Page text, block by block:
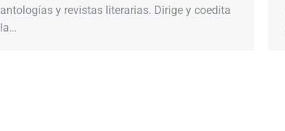
antologías y revistas literarias. Dirige y coedita
la…